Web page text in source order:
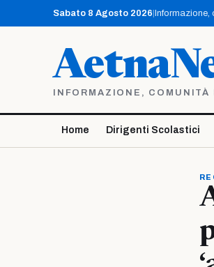
contenuto
Sabato 8 Agosto 2026
INFORMAZIONE,
Home Dirigenti Scolastici